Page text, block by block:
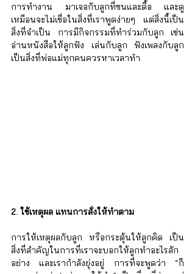
การทำงาน มาเจอกับลูกที่ซนและดื้อ และดู
เหมือนจะไม่เชื่อในสิ่งที่เราพูดง่ายๆ แต่สิ่งนี้เป็น
สิ่งที่จำเป็น การมีกิจกรรมที่ทำร่วมกับลูก เช่น
อ่านหนังสือให้ลูกฟัง เล่นกับลูก ฟังเพลงกับลูก
เป็นสิ่งที่พ่อแม่ทุกคนควรหาเวลาทำ
2. ใช้เหตุผล แทนการสั่งให้ทำตาม
การให้เหตุผลกับลูก หรือกระตุ้นให้ลูกคิด เป็น
สิ่งที่สำคัญในการที่เราจะบอกให้ลูกทำอะไรสัก
อย่าง และเรากำลังยุ่งอยู่ การที่จะพูดว่า “ก็